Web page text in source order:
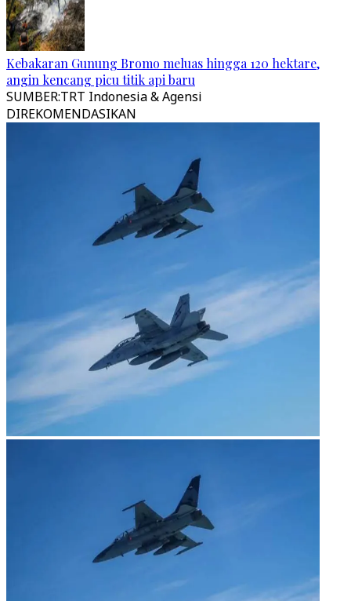
Kebakaran Gunung Bromo meluas hingga 120 hektare,
angin kencang picu titik api baru
SUMBER:TRT Indonesia & Agensi
DIREKOMENDASIKAN